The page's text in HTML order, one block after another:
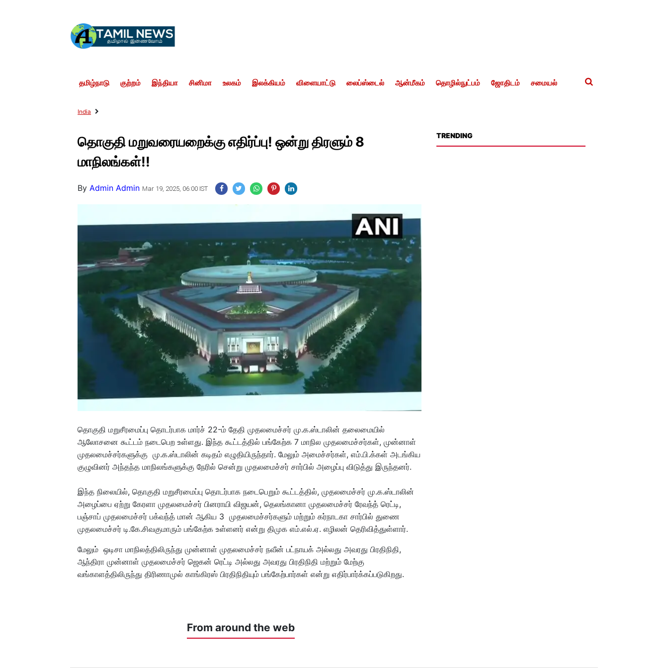
தமிழ்நாடு குற்றம் இந்தியா சினிமா உலகம் இலக்கியம் விளையாட்டு லைப்ஸ்டைல் ஆன்மீகம் தொழில்நுட்பம் ஜோதிடம் சமையல்
India
தொகுதி மறுவரையறைக்கு எதிர்ப்பு! ஒன்று திரளும் 8
மாநிலங்கள்!!
ByAdmin Admin Mar 19, 2025, 06:00 IST
தொகுதி மறுசீரமைப்பு தொடர்பாக மார்ச் 22-ம் தேதி முதலமைச்சர் மு.க.ஸ்டாலின் தலைமையில்
ஆலோசனை கூட்டம் நடைபெற உள்ளது. இந்த கூட்டத்தில் பங்கேற்க 7 மாநில முதலமைச்சர்கள், முன்னாள்
முதலமைச்சர்களுக்கு மு.க.ஸ்டாலின் கடிதம் எழுதியிருந்தார். மேலும் அமைச்சர்கள், எம்.பி.க்கள் அடங்கிய
குழுவினர் அந்தந்த மாநிலங்களுக்கு நேரில் சென்று முதலமைச்சர் சார்பில் அழைப்பு விடுத்து இருந்தனர்.
இந்த நிலையில், தொகுதி மறுசீரமைப்பு தொடர்பாக நடைபெறும் கூட்டத்தில், முதலமைச்சர் மு.க.ஸ்டாலின்
அழைப்பை ஏற்று கேரளா முதலமைச்சர் பினராயி விஜயன், தெலங்கானா முதலமைச்சர் ரேவந்த் ரெட்டி,
பஞ்சாப் முதலமைச்சர் பக்வந்த் மான் ஆகிய 3 முதலமைச்சர்களும் மற்றும் கர்நாடகா சார்பில் துணை
முதலமைச்சர் டி.கே.சிவகுமாரும் பங்கேற்க உள்ளனர் என்று திமுக எம்.எல்.ஏ. எழிலன் தெரிவித்துள்ளார்.
மேலும் ஒடிசா மாநிலத்திலிருந்து முன்னாள் முதலமைச்சர் நவீன் பட்நாயக் அல்லது அவரது பிரதிநிதி,
ஆந்திரா முன்னாள் முதலமைச்சர் ஜெகன் ரெட்டி அல்லது அவரது பிரதிநிதி மற்றும் மேற்கு
வங்காளத்திலிருந்து திரிணாமுல் காங்கிரஸ் பிரதிநிதியும் பங்கேற்பார்கள் என்று எதிர்பார்க்கப்படுகிறது.
From around the web
TRENDING